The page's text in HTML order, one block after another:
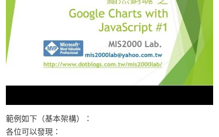
範例如下（基本架構）：
各位可以發現：